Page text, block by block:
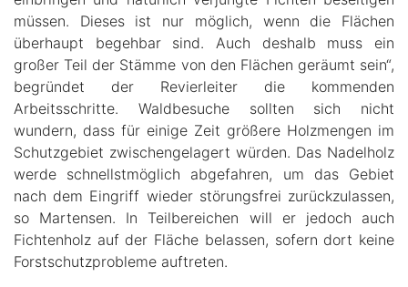
müssen. Dieses ist nur möglich, wenn die Flächen
überhaupt begehbar sind. Auch deshalb muss ein
großer Teil der Stämme von den Flächen geräumt sein“,
begründet der Revierleiter die kommenden
Arbeitsschritte. Waldbesuche sollten sich nicht
wundern, dass für einige Zeit größere Holzmengen im
Schutzgebiet zwischengelagert würden. Das Nadelholz
werde schnellstmöglich abgefahren, um das Gebiet
nach dem Eingriff wieder störungsfrei zurückzulassen,
so Martensen. In Teilbereichen will er jedoch auch
Fichtenholz auf der Fläche belassen, sofern dort keine
Forstschutzprobleme auftreten.